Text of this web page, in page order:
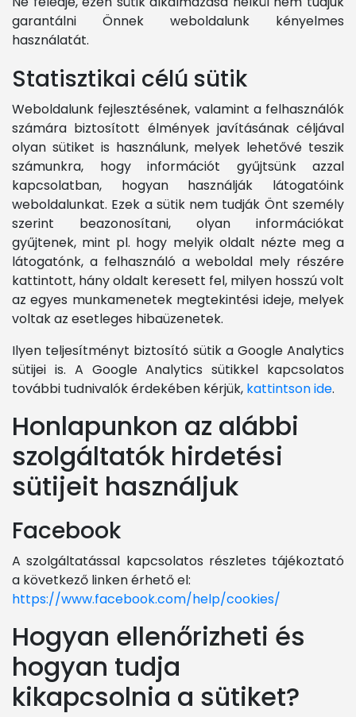
garantálni Önnek weboldalunk kényelmes
használatát.
Statisztikai célú sütik
Weboldalunk fejlesztésének, valamint a felhasználók
számára biztosított élmények javításának céljával
olyan sütiket is használunk, melyek lehetővé teszik
számunkra, hogy információt gyűjtsünk azzal
kapcsolatban, hogyan használják látogatóink
weboldalunkat. Ezek a sütik nem tudják Önt személy
szerint beazonosítani, olyan információkat
gyűjtenek, mint pl. hogy melyik oldalt nézte meg a
látogatónk, a felhasználó a weboldal mely részére
kattintott, hány oldalt keresett fel, milyen hosszú volt
az egyes munkamenetek megtekintési ideje, melyek
voltak az esetleges hibaüzenetek.
Ilyen teljesítményt biztosító sütik a Google Analytics
sütijei is. A Google Analytics sütikkel kapcsolatos
további tudnivalók érdekében kérjük, kattintson ide.
Honlapunkon az alábbi
szolgáltatók hirdetési
sütijeit használjuk
Facebook
A szolgáltatással kapcsolatos részletes tájékoztató
a következő linken érhető el:
https://www.facebook.com/help/cookies/
Hogyan ellenőrizheti és
hogyan tudja
kikapcsolnia a sütiket?